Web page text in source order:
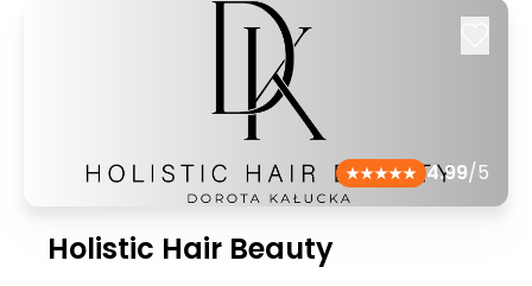
4.99/5
Holistic Hair Beauty